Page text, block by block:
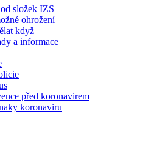
složek IZS
ohrožení
když
a informace
před koronavirem
koronaviru